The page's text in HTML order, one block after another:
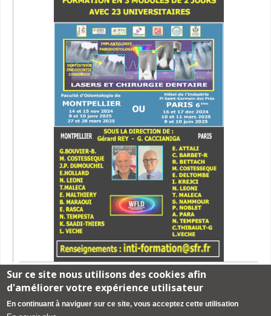
Mentions légales-création de site web pour cabinet dentaire créé
Sur ce site nous utilisons des cookies afin
d'améliorer votre expérience utilisateur
En continuant à naviguer sur ce site, vous acceptez cette utilisation